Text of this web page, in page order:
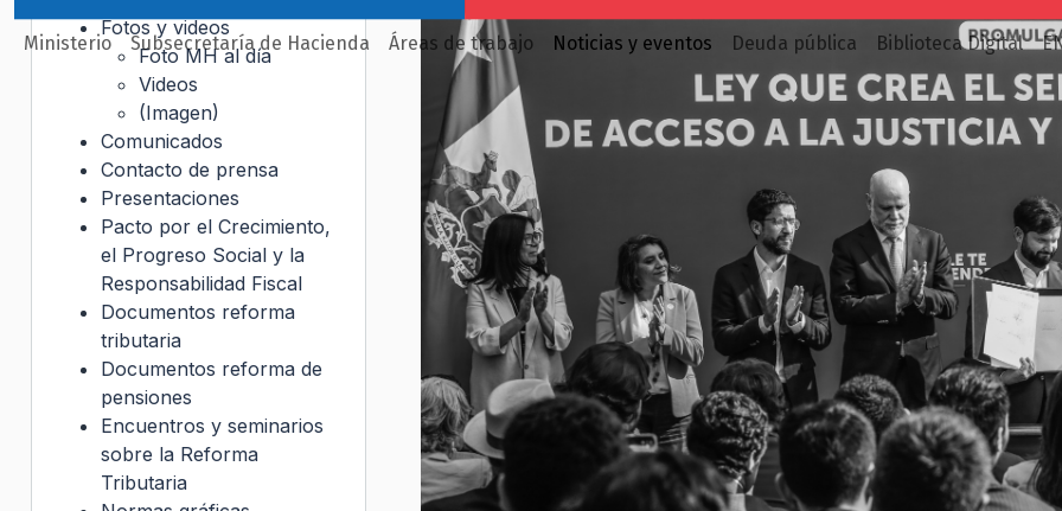
Ministerio Subsecretaría de Hacienda Áreas de trabajo Noticias y eventos Deuda pública Biblioteca Digital
Fotos y videos
Foto MH al día
Videos
(Imagen)
Comunicados
Contacto de prensa
Presentaciones
Pacto por el Crecimiento,
el Progreso Social y la
Responsabilidad Fiscal
Documentos reforma
tributaria
Documentos reforma de
pensiones
Encuentros y seminarios
sobre la Reforma
Tributaria